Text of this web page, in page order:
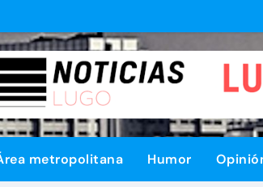
metropolitana Humor